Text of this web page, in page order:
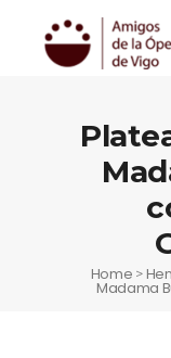
Home >
Madama